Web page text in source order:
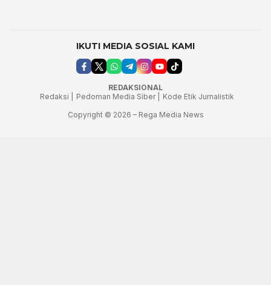
IKUTI MEDIA SOSIAL KAMI
REDAKSIONAL
Redaksi |
Pedoman Media Siber |
Kode Etik Jurnalistik
Copyright © 2026 – Rega Media News